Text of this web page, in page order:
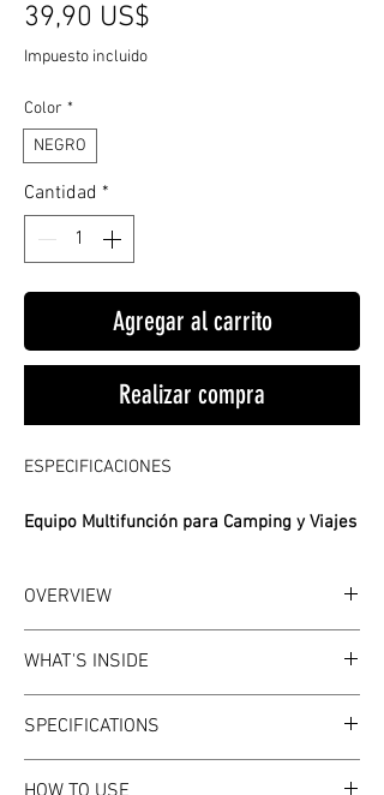
39,90 US$
Impuesto incluido
Color *
NEGRO
Cantidad *
Agregar al carrito
Realizar compra
ESPECIFICACIONES
Equipo Multifunción para Camping y Viajes
OVERVIEW
A multifunction tactical emergency
survival kit that packs essential tools for
camping, travel, and emergencies into
one compact, grab-and-go case.
WHAT'S INSIDE
Assorted survival tools
Compact carry case
SPECIFICATIONS